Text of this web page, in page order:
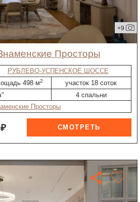
+9
Просторы
РУБЛЕВО-УСПЕНСКОЕ ШОССЕ
498 м2
участок 18 соток
4 спальни
Просторы